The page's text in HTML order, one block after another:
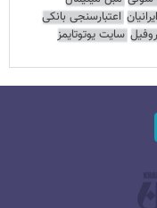
اعتبارسنجی بانکی
سایت یوتوتایمز